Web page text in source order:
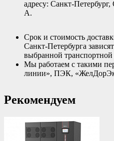
адресу: Санкт-
А.
Срок и стоимость
Санкт-Петербурга
выбранной
Мы работаем с такими
линии», ПЭК,
Рекомендуем